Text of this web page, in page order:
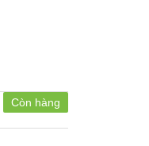
Còn hàng